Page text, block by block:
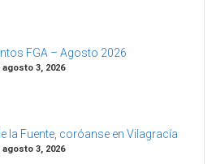
FGA – Agosto 2026
3, 2026
la Fuente, coróanse en Vilagracía
3, 2026